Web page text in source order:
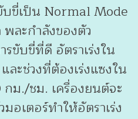
บขี่เป็น Normal Mode
พละกำลังของตัว
ขับขี่ที่ดี อัตราเร่งใน
ละช่วงที่ต้องเร่งแซงใน
กม./ชม. เครื่องยนต์จะ
อเตอร์ทำให้อัตราเร่ง